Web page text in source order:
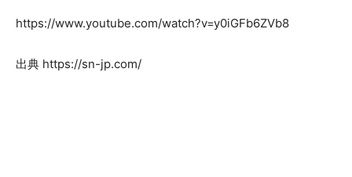
https://www.youtube.com/watch?v=y0iGFb6ZVb8
出典 https://sn-jp.com/